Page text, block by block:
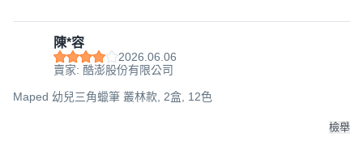
陳*容
2026.06.06
賣家: 酷澎股份有限公司
Maped 幼兒三角蠟筆 叢林款, 2盒, 12色
檢舉